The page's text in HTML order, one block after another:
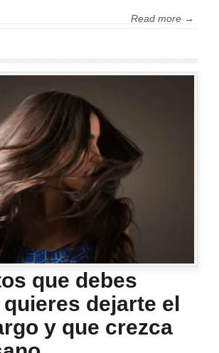
Read more →
que debes
dejarte el
y que crezca